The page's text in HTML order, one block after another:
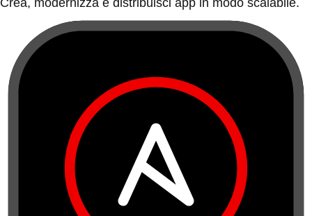
Crea, modernizza e distribuisci app in modo scalabile.